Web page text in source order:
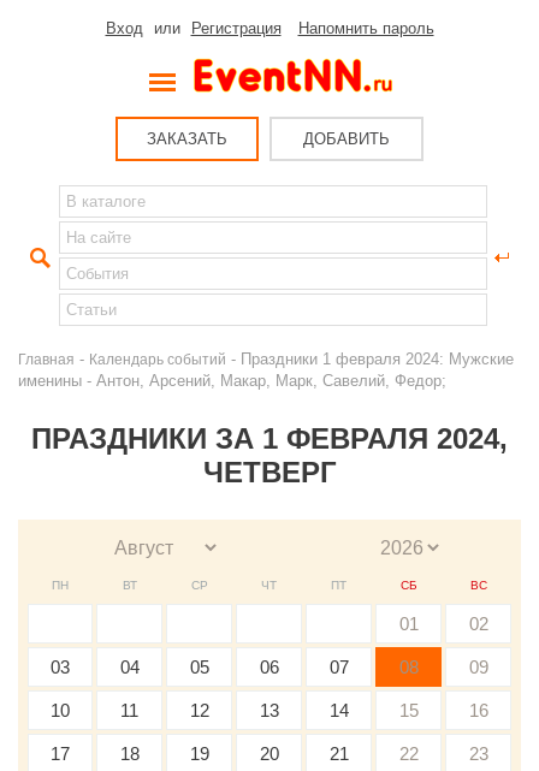
Вход или Регистрация Напомнить пароль
ЗАКАЗАТЬ ДОБАВИТЬ
Главная - Календарь событий - Праздники 1 февраля 2024: Мужские
именины - Антон, Арсений, Макар, Марк, Савелий, Федор;
ПРАЗДНИКИ ЗА 1 ФЕВРАЛЯ 2024,
ЧЕТВЕРГ
ПН ВТ СР ЧТ ПТ СБ ВС
01 02
03 04 05 06 07 08 09
10 11 12 13 14 15 16
17 18 19 20 21 22 23